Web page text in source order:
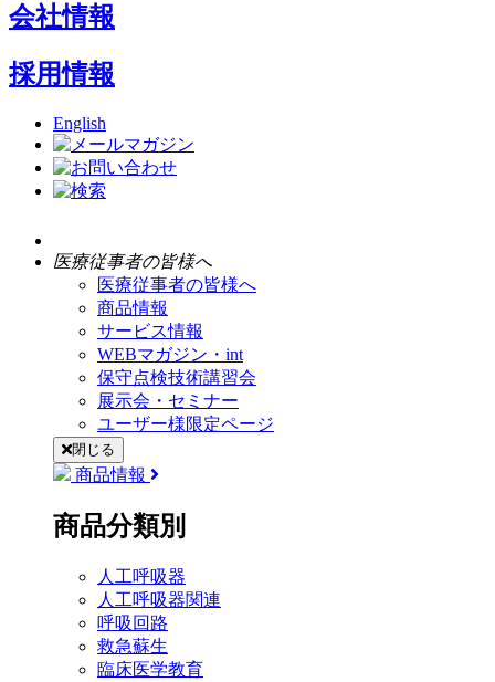
会社情報
採用情報
English
医療従事者の皆様へ
医療従事者の皆様へ
商品情報
サービス情報
WEBマガジン・int
保守点検技術講習会
展示会・セミナー
ユーザー様限定ページ
閉じる
商品情報
商品分類別
人工呼吸器
人工呼吸器関連
呼吸回路
救急蘇生
臨床医学教育